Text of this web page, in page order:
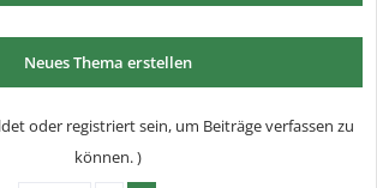
Neues Thema erstellen
oder registriert sein, um Beiträge verfassen zu
können. )